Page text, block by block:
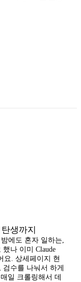
생까지
에도 혼자 일하는,
나 이미 Claude
요. 상세페이지 현
수를 나눠서 하게
일 크롤링해서 데